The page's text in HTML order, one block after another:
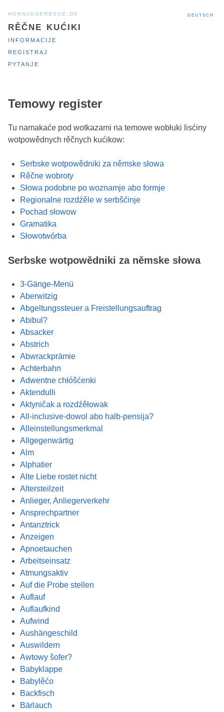
hornjoserbsce.de deutsch
rěčne kućiki
informacije
registraj
pytanje
Temowy register
Tu namakaće pod wotkazami na temowe wobłuki lisćiny
wotpowědnych rěčnych kućikow:
Serbske wotpowědniki za němske słowa
Rěčne wobroty
Słowa podobne po woznamje abo formje
Regionalne rozdźěle w serbšćinje
Pochad słowow
Gramatika
Słowotwórba
Serbske wotpowědniki za němske słowa
3-Gänge-Menü
Aberwitzig
Abgeltungssteuer a Freistellungsauftrag
Abibul?
Absacker
Abstrich
Abwrackprämie
Achterbahn
Adwentne chłóšćenki
Aktendulli
Aktyničak a rozdźěłowak
All-inclusive-dowol abo halb-pensija?
Alleinstellungsmerkmal
Allgegenwärtig
Alm
Alphatier
Alte Liebe rostet nicht
Altersteilzeit
Anlieger, Anliegerverkehr
Ansprechpartner
Antanztrick
Anzeigen
Apnoetauchen
Arbeitseinsatz
Atmungsaktiv
Auf die Probe stellen
Auflauf
Auflaufkind
Aufwind
Aushängeschild
Auswildern
Awtowy šofer?
Babyklappe
Babylěćo
Backfisch
Bärlauch